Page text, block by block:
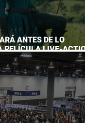
ANTES DE LO
PELÍCULA LIVE-
OF ZELDA ADELANTA